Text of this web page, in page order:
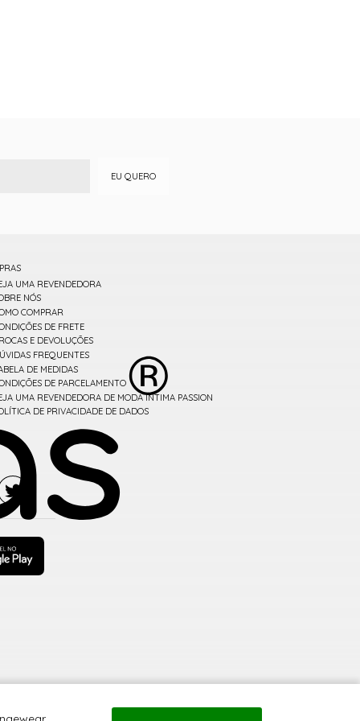
EU QUERO
UMA REVENDEDORA
NÓS
COMPRAR
DE FRETE
E DEVOLUÇÕES
FREQUENTES
DE MEDIDAS
DE PARCELAMENTO
UMA REVENDEDORA DE MODA ÍNTIMA PASSION
DE PRIVACIDADE DE DADOS